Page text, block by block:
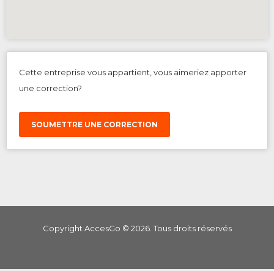
Cette entreprise vous appartient, vous aimeriez apporter
une correction?
SOUMETTRE UNE CORRECTION
Copyright AccesGo © 2026. Tous droits réservés